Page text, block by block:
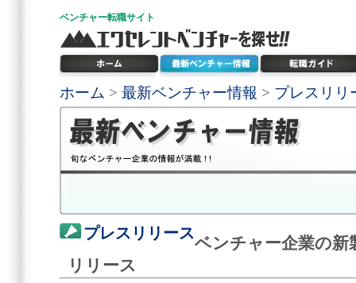
ベンチャー転職サイト
ホーム > 最新ベンチャー情報 > プレスリリ
プレスリリース
ベンチャー企業の新
リリース